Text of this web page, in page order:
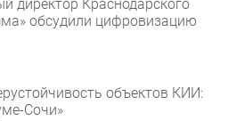
директор Краснодарского
обсудили цифровизацию
объектов КИИ:
Сочи»